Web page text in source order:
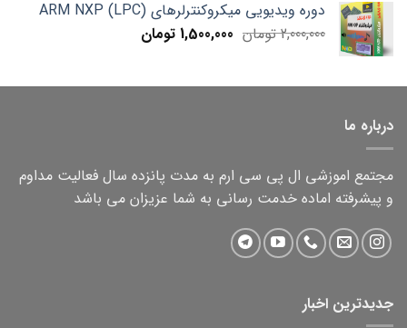
1,000,000 تومان.
750,000 تومان. دوره ویدیویی میکروکنترلرهای ARM NXP (LPC)
2,000,000 تومان Original
2,000,000 تومان.
1,500,000 تومانCurrent
1,500,000 تومان.
درباره ما
مجتمع اموزشی ال پی سی ارم به مدت پانزده سال فعالیت مداوم
و پیشرفته اماده خدمت رسانی به شما عزیزان می باشد
جدیدترین اخبار